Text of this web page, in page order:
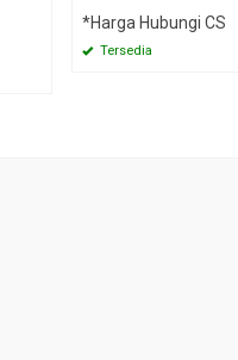
*Harga Hubungi CS
Tersedia